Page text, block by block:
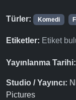
Türler: Komedi
Etiketler: Etiket
Yayınlanma Tarihi:
Studio / Yayıncı:
Pictures